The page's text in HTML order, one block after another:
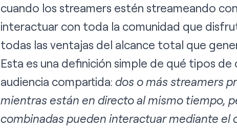
cuando los streamers estén streameando
interactuar con toda la comunidad que
todas las ventajas del alcance total que
Esta es una definición simple de qué tipos
audiencia compartida: dos o más streamers
mientras están en directo al mismo tiempo,
combinadas pueden interactuar mediante el